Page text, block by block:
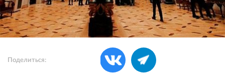
Поделиться: